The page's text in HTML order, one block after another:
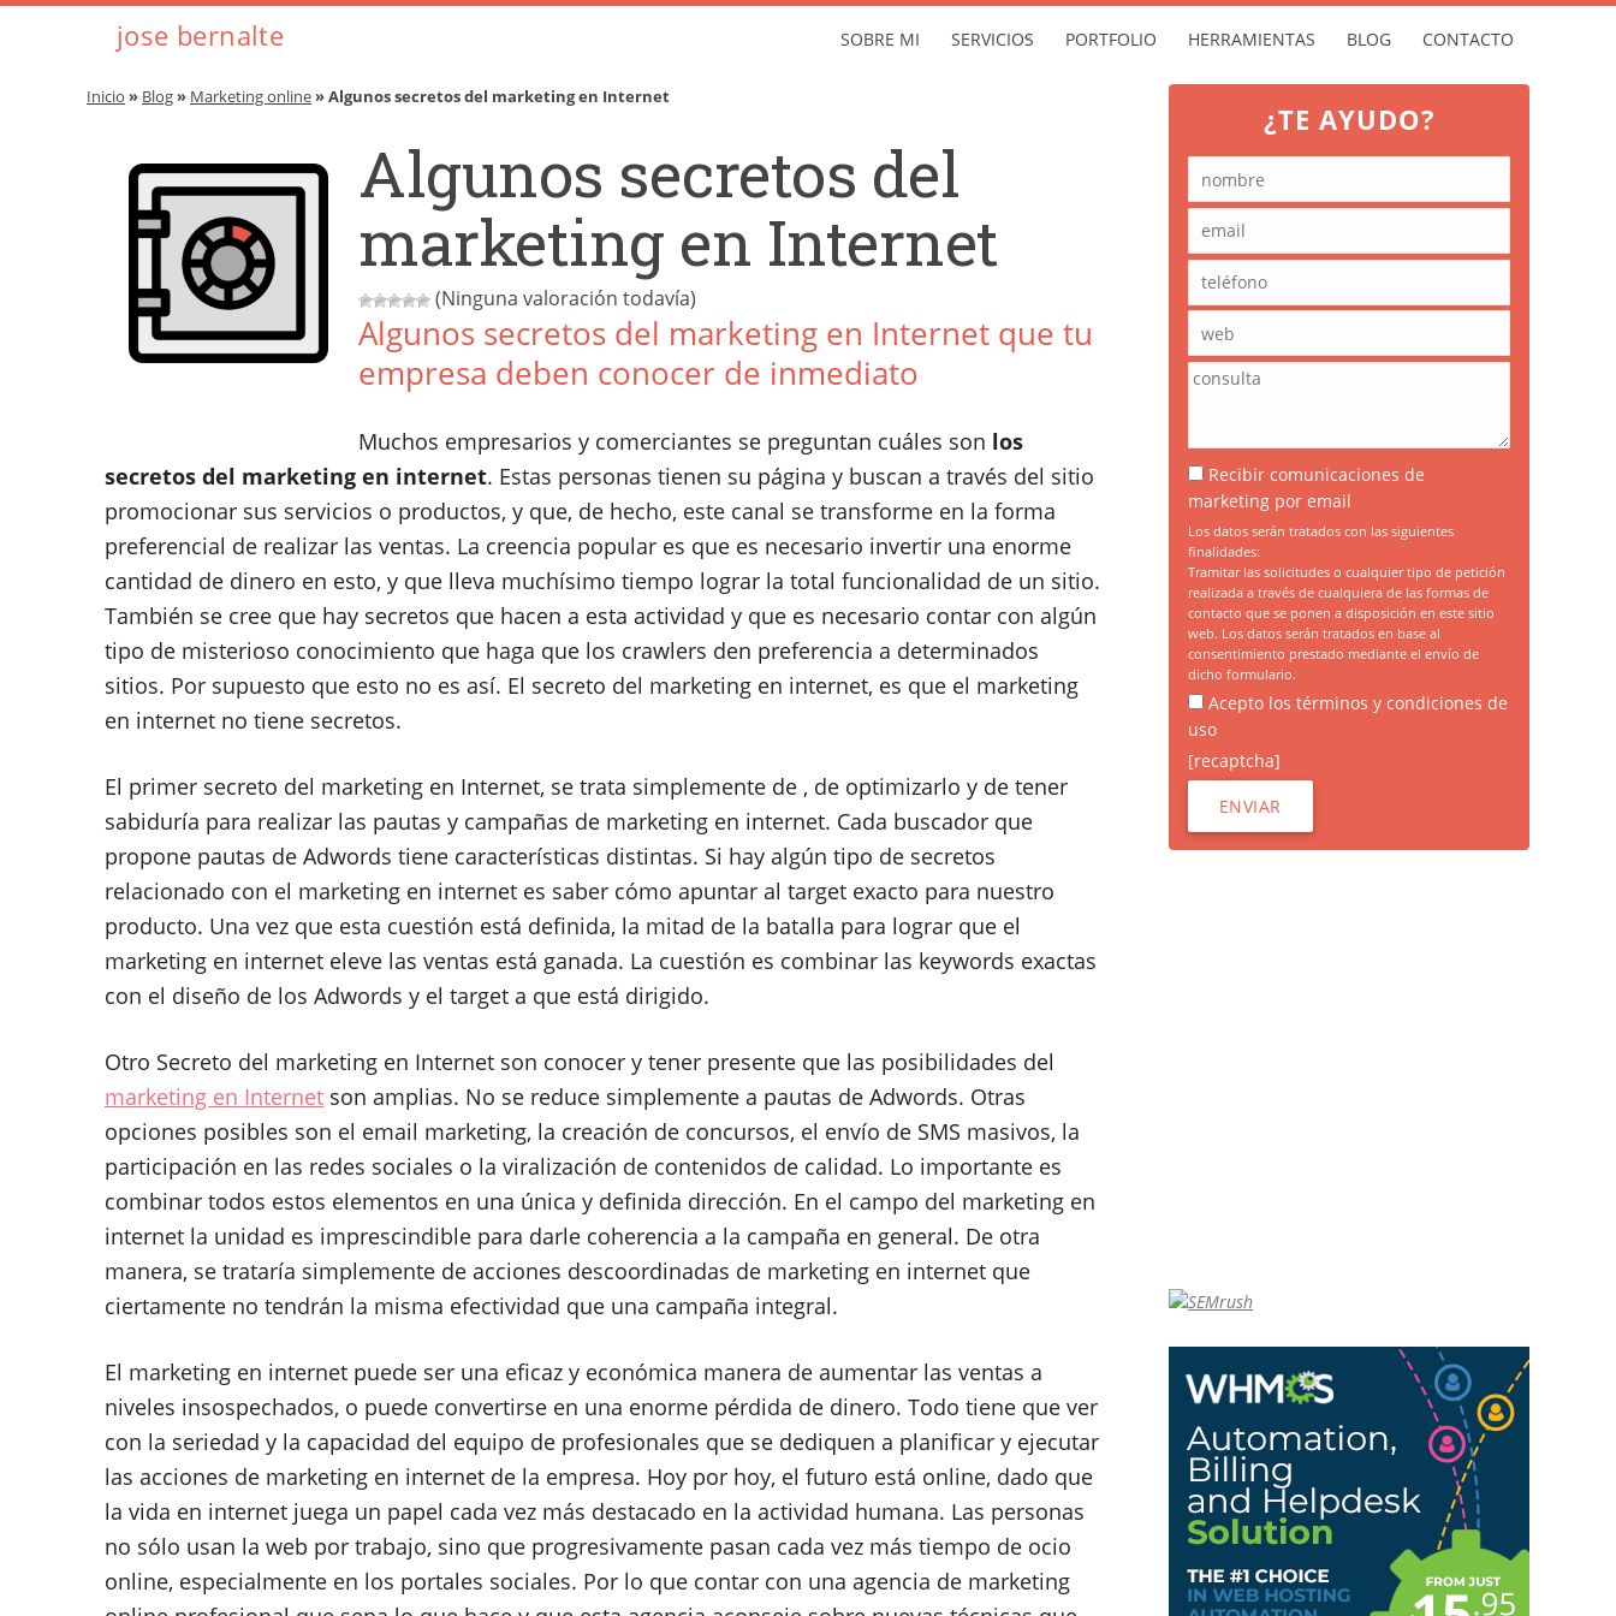
jose bernalte SOBRE MI SERVICIOS PORTFOLIO HERRAMIENTAS BLOG CONTACTO
Inicio » Blog» Marketing online» Algunos secretos del marketing en Internet
Algunos secretos del
marketing en Internet
(Ninguna valoración todavía)
Algunos secretos del marketing en Internet que tu
empresa deben conocer de inmediato
Muchos empresarios y comerciantes se preguntan cuáles son los
secretos del marketing en internet. Estas personas tienen su página y buscan a través del sitio
promocionar sus servicios o productos, y que, de hecho, este canal se transforme en la forma
preferencial de realizar las ventas. La creencia popular es que es necesario invertir una enorme
cantidad de dinero en esto, y que lleva muchísimo tiempo lograr la total funcionalidad de un sitio.
También se cree que hay secretos que hacen a esta actividad y que es necesario contar con algún
tipo de misterioso conocimiento que haga que los crawlers den preferencia a determinados
sitios. Por supuesto que esto no es así. El secreto del marketing en internet, es que el marketing
en internet no tiene secretos.
El primer secreto del marketing en Internet, se trata simplemente de , de optimizarlo y de tener
sabiduría para realizar las pautas y campañas de marketing en internet. Cada buscador que
propone pautas de Adwords tiene características distintas. Si hay algún tipo de secretos
relacionado con el marketing en internet es saber cómo apuntar al target exacto para nuestro
producto. Una vez que esta cuestión está definida, la mitad de la batalla para lograr que el
marketing en internet eleve las ventas está ganada. La cuestión es combinar las keywords exactas
con el diseño de los Adwords y el target a que está dirigido.
Otro Secreto del marketing en Internet son conocer y tener presente que las posibilidades del
marketing en Internet son amplias. No se reduce simplemente a pautas de Adwords. Otras
opciones posibles son el email marketing, la creación de concursos, el envío de SMS masivos, la
participación en las redes sociales o la viralización de contenidos de calidad. Lo importante es
combinar todos estos elementos en una única y definida dirección. En el campo del marketing en
internet la unidad es imprescindible para darle coherencia a la campaña en general. De otra
manera, se trataría simplemente de acciones descoordinadas de marketing en internet que
ciertamente no tendrán la misma efectividad que una campaña integral.
El marketing en internet puede ser una eficaz y económica manera de aumentar las ventas a
niveles insospechados, o puede convertirse en una enorme pérdida de dinero. Todo tiene que ver
con la seriedad y la capacidad del equipo de profesionales que se dediquen a planificar y ejecutar
las acciones de marketing en internet de la empresa. Hoy por hoy, el futuro está online, dado que
la vida en internet juega un papel cada vez más destacado en la actividad humana. Las personas
no sólo usan la web por trabajo, sino que progresivamente pasan cada vez más tiempo de ocio
online, especialmente en los portales sociales. Por lo que contar con una agencia de marketing
¿TE AYUDO?
Recibir comunicaciones de
marketing por email
Los datos serán tratados con las siguientes
finalidades:
Tramitar las solicitudes o cualquier tipo de petición
realizada a través de cualquiera de las formas de
contacto que se ponen a disposición en este sitio
web. Los datos serán tratados en base al
consentimiento prestado mediante el envío de
dicho formulario.
Acepto los términos y condiciones de
uso
[recaptcha]